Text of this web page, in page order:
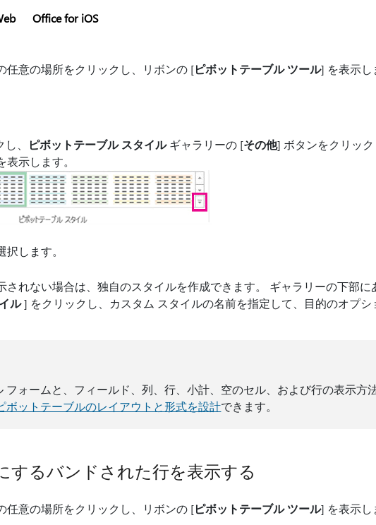
Office for iOS
任意の場所をクリックし、リボンの [ピボットテーブル ツール] を表示し
、 ピボットテーブル スタイルギャラリーの [その他] ボタンをクリッ
示します。
します。
されない場合は、独自のスタイルを作成できます。 ギャラリーの下部に
ル] をクリックし、カスタム スタイルの名前を指定して、目的のオプシ
フォームと、フィールド、列、行、小計、空のセル、および行の表示方
ボットテーブルのレイアウトと形式を設計できます。
するバンドされた行を表示する
任意の場所をクリックし、リボンの [ピボットテーブル ツール] を表示し